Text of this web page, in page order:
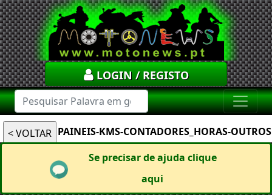
LOGIN / REGISTO
PAINEIS-KMS-CONTADORES_HORAS-OUTROS
Se precisar de ajuda clique
aqui